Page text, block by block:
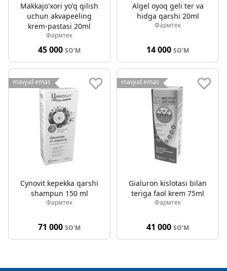
Makkajo'xori yo'q qilish
uchun akvapeeling
krem-pastasi 20ml
Фармтек
45 000 SO'M
Algel oyoq geli ter va
hidga qarshi 20ml
Фармтек
14 000 SO'M
mavjud emas
Cynovit kepekka qarshi
shampun 150 ml
Фармтек
71 000 SO'M
mavjud emas
Gialuron kislotasi bilan
teriga faol krem 75ml
Фармтек
41 000 SO'M